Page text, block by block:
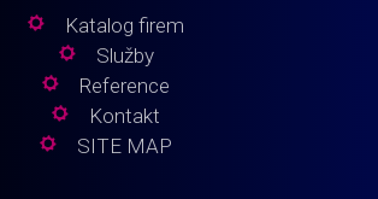
Katalog firem
Služby
Reference
Kontakt
SITE MAP